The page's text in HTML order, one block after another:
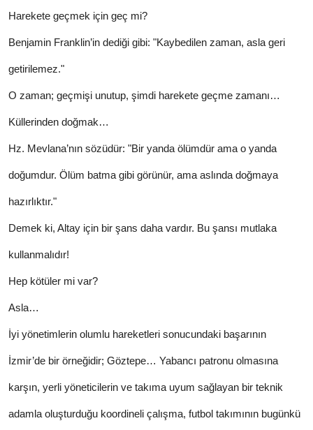
Harekete geçmek için geç mi?
Benjamin Franklin’in dediği gibi: "Kaybedilen zaman, asla geri
getirilemez."
O zaman; geçmişi unutup, şimdi harekete geçme zamanı…
Küllerinden doğmak…
Hz. Mevlana’nın sözüdür: "Bir yanda ölümdür ama o yanda
doğumdur. Ölüm batma gibi görünür, ama aslında doğmaya
hazırlıktır."
Demek ki, Altay için bir şans daha vardır. Bu şansı mutlaka
kullanmalıdır!
Hep kötüler mi var?
Asla…
İyi yönetimlerin olumlu hareketleri sonucundaki başarının
İzmir’de bir örneğidir; Göztepe… Yabancı patronu olmasına
karşın, yerli yöneticilerin ve takıma uyum sağlayan bir teknik
adamla oluşturduğu koordineli çalışma, futbol takımının bugünkü